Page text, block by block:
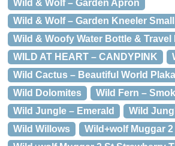
Wild & Wolf – Garden Apron
Wild & Wolf – Garden Kneeler Small
Wild & Woofy Water Bottle &
WILD AT HEART – CANDYPINK
Wild Cactus – Beautiful World
Wild Dolomites
Wild Fern –
Wild Jungle – Emerald
Wild
Wild Willows
Wild+wolf Muggar